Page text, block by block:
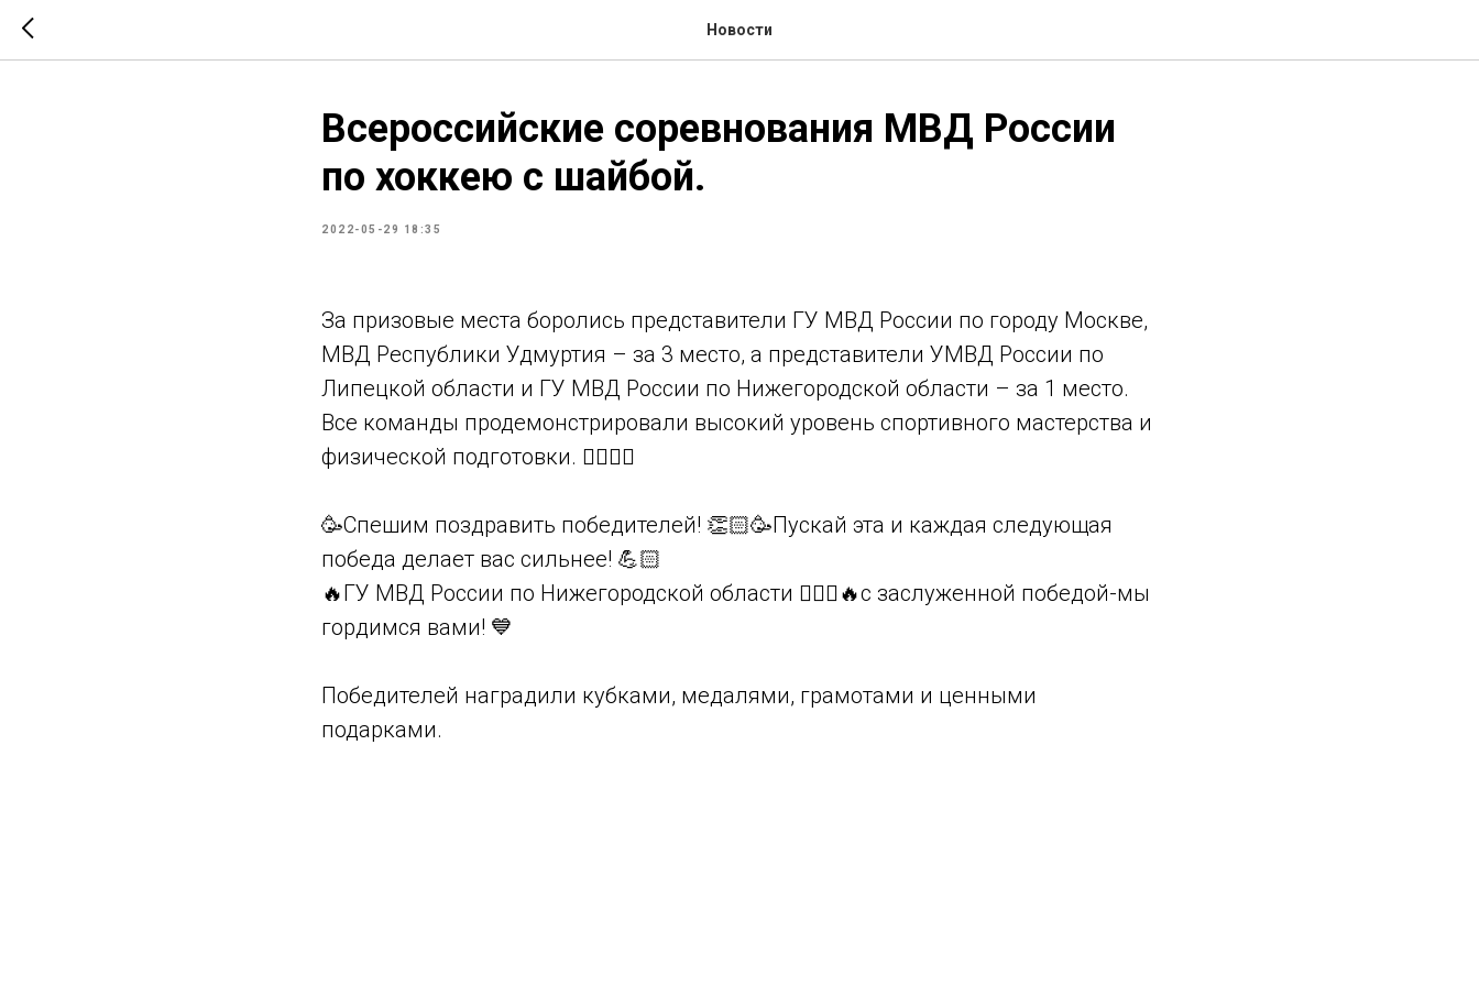
Новости
Всероссийские соревнования МВД России
по хоккею с шайбой.
2022-05-29 18:35
За призовые места боролись представители ГУ МВД России по городу Москве,
МВД Республики Удмуртия – за 3 место, а представители УМВД России по
Липецкой области и ГУ МВД России по Нижегородской области – за 1 место.
Все команды продемонстрировали высокий уровень спортивного мастерства и
физической подготовки. 👍🏻👏🏻
🥳Спешим поздравить победителей! 👏🏻🥳Пускай эта и каждая следующая
победа делает вас сильнее! 💪🏻
🔥ГУ МВД России по Нижегородской области 👮🏽‍♂️🔥с заслуженной победой-мы
гордимся вами! 💙
Победителей наградили кубками, медалями, грамотами и ценными
подарками.